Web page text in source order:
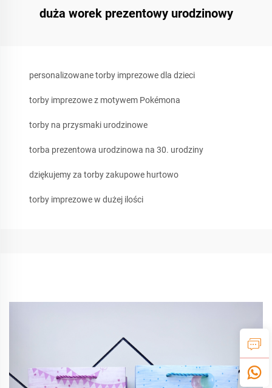
duża worek prezentowy urodzinowy
personalizowane torby imprezowe dla dzieci
torby imprezowe z motywem Pokémona
torby na przysmaki urodzinowe
torba prezentowa urodzinowa na 30. urodziny
dziękujemy za torby zakupowe hurtowo
torby imprezowe w dużej ilości